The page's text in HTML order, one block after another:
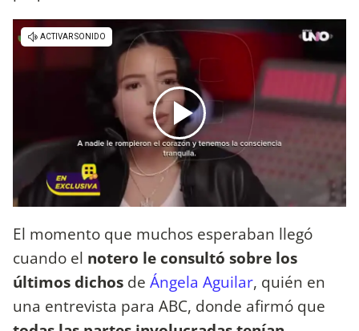
El momento que muchos esperaban llegó
cuando el notero le consultó sobre los
últimos dichos de Ángela Aguilar, quién en
una entrevista para ABC, donde afirmó que